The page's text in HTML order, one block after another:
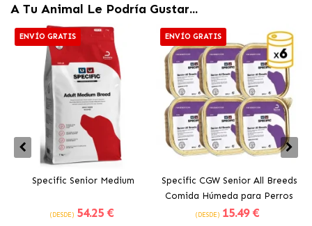
A Tu Animal Le Podría Gustar...
ENVÍO GRATIS
Specific Senior Medium
(DESDE) 54.25 €
ENVÍO GRATIS
Specific CGW Senior All Breeds
Comida Húmeda para Perros
Mayores
(DESDE) 15.49 €